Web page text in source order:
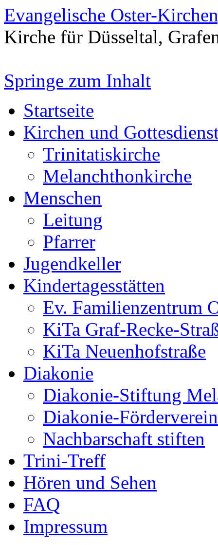
Evangelische Oster-
Kirche für Düsseltal,
Springe zum Inhalt
Startseite
Kirchen und
Trinitatiskirche
Melanchthonkirche
Menschen
Leitung
Pfarrer
Jugendkeller
Kindertagesstätten
Ev. Familienzentrum
KiTa Graf-Recke-
KiTa Neuenhofstraße
Diakonie
Diakonie-Stiftung
Diakonie-
Nachbarschaft stiften
Trini-Treff
Hören und Sehen
FAQ
Impressum